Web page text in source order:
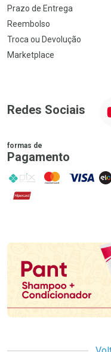
Prazo de Entrega
Reembolso
Troca ou Devolução
Marketplace
Redes Sociais
formas de
Pagamento
PIX MasterCard
VISA
Hipercard